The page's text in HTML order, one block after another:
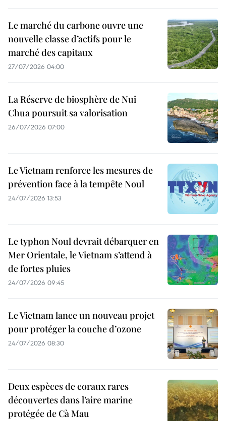
Le marché du carbone ouvre une
nouvelle classe d’actifs pour le
marché des capitaux
27/07/2026 04:00
La Réserve de biosphère de Nui
Chua poursuit sa valorisation
26/07/2026 07:00
Le Vietnam renforce les mesures de
prévention face à la tempête Noul
24/07/2026 13:53
Le typhon Noul devrait débarquer en
Mer Orientale, le Vietnam s’attend à
de fortes pluies
24/07/2026 09:45
Le Vietnam lance un nouveau projet
pour protéger la couche d’ozone
24/07/2026 08:30
Deux espèces de coraux rares
découvertes dans l’aire marine
protégée de Cà Mau